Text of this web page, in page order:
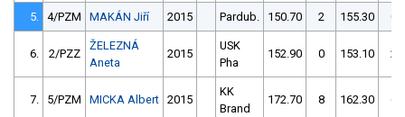
5. 4/PZM MAKÁN Jiří 2015 Pardub. 150.70 2 155.30 0
6. 2/PZZ
ŽELEZNÁ
Aneta
2015
USK
Pha
152.90 0 153.10 2
7. 5/PZM MICKA Albert 2015
KK
Brand
172.70 8 162.30 6